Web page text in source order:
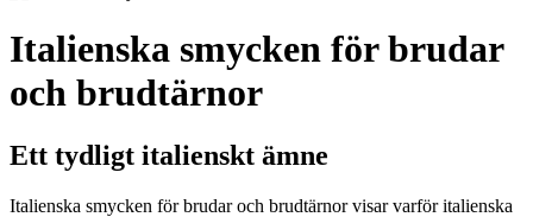
Italienska smycken för brudar
och brudtärnor
Ett tydligt italienskt ämne
Italienska smycken för brudar och brudtärnor visar varför italienska